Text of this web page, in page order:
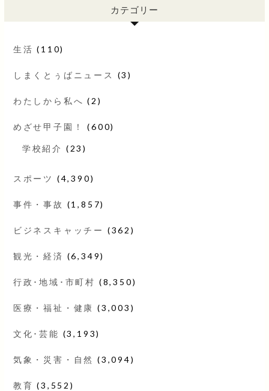
カテゴリー
生活 (110)
しまくとぅばニュース (3)
わたしから私へ (2)
めざせ甲子園！ (600)
学校紹介 (23)
スポーツ (4,390)
事件・事故 (1,857)
ビジネスキャッチー (362)
観光・経済 (6,349)
行政･地域･市町村 (8,350)
医療・福祉・健康 (3,003)
文化･芸能 (3,193)
気象・災害・自然 (3,094)
教育 (3,552)